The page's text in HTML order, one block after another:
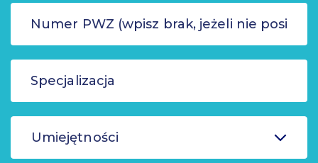
Umiejętności